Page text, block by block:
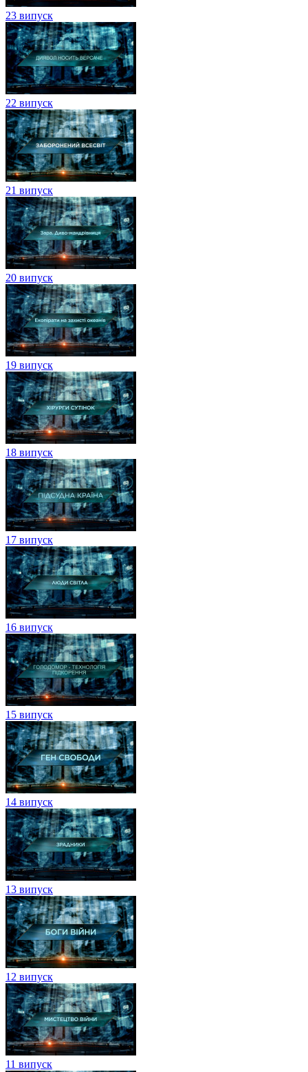
23 випуск
22 випуск
21 випуск
20 випуск
19 випуск
18 випуск
17 випуск
16 випуск
15 випуск
14 випуск
13 випуск
12 випуск
11 випуск